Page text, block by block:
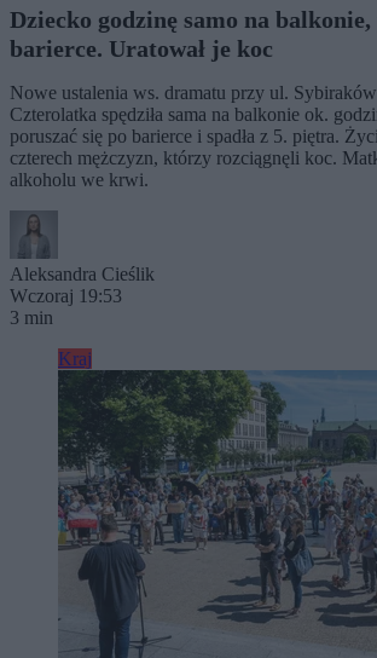
Dziecko godzinę samo na balkonie,
barierce. Uratował je koc
Nowe ustalenia ws. dramatu przy ul.
Czterolatka spędziła sama na balkonie ok.
poruszać się po barierce i spadła z 5. piętra.
czterech mężczyzn, którzy rozciągnęli koc.
alkoholu we krwi.
Aleksandra Cieślik
Wczoraj 19:53
3 min
Kraj